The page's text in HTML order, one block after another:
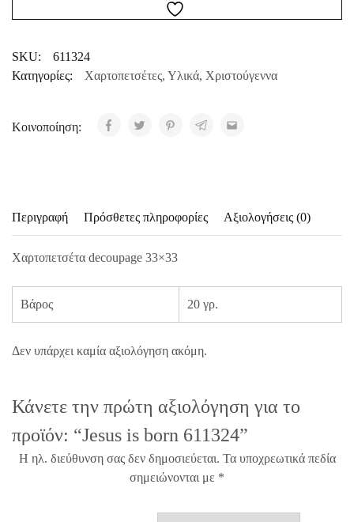
SKU:
611324
Κατηγορίες:
Χαρτοπετσέτες, Υλικά, Χριστούγεννα
Κοινοποίηση:
Περιγραφή Πρόσθετες πληροφορίες Αξιολογήσεις (0)
Χαρτοπετσέτα decoupage 33×33
Βάρος 20 γρ.
Δεν υπάρχει καμία αξιολόγηση ακόμη.
Κάνετε την πρώτη αξιολόγηση για το
προϊόν: “Jesus is born 611324”
Η ηλ. διεύθυνση σας δεν δημοσιεύεται. Τα υποχρεωτικά πεδία
σημειώνονται με *